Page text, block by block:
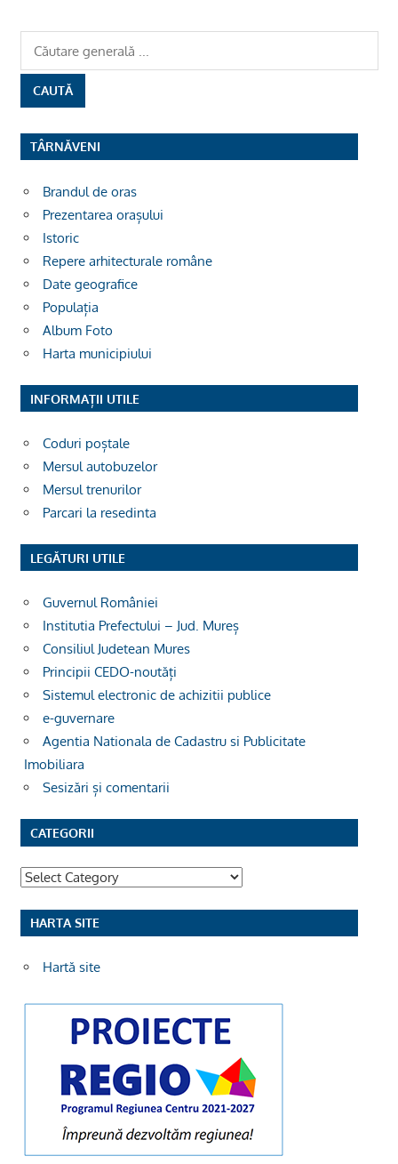
TÂRNĂVENI
Brandul de oras
Prezentarea orașului
Istoric
Repere arhitecturale române
Date geografice
Populația
Album Foto
Harta municipiului
INFORMAȚII UTILE
Coduri poștale
Mersul autobuzelor
Mersul trenurilor
Parcari la resedinta
LEGĂTURI UTILE
Guvernul României
Institutia Prefectului – Jud. Mureș
Consiliul Judetean Mures
Principii CEDO-noutăți
Sistemul electronic de achizitii publice
e-guvernare
Agentia Nationala de Cadastru si Publicitate
Imobiliara
Sesizări și comentarii
CATEGORII
Categorii
HARTA SITE
Hartă site